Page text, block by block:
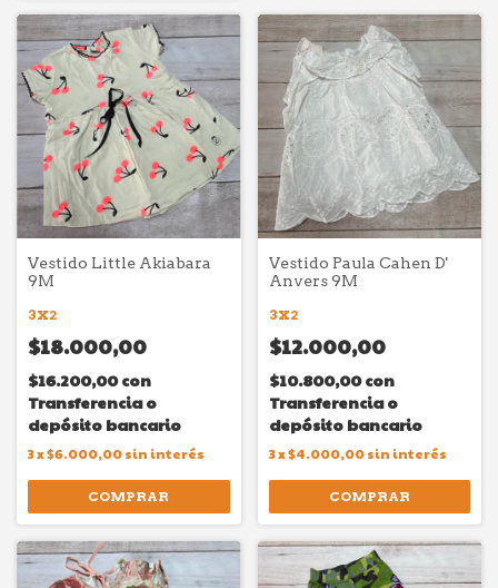
Vestido Little Akiabara
9M
3X2
$18.000,00
$16.200,00con
Transferencia o
depósito bancario
3x$6.000,00sin interés
COMPRAR
Vestido Paula Cahen D'
Anvers 9M
3X2
$12.000,00
$10.800,00con
Transferencia o
depósito bancario
3x$4.000,00 sin interés
COMPRAR